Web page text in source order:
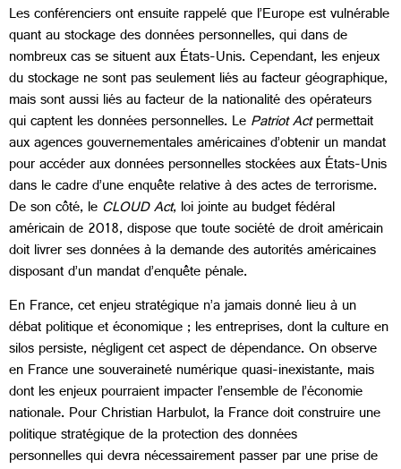
Les conférenciers ont ensuite rappelé que l’Europe est vulnérable
quant au stockage des données personnelles, qui dans de
nombreux cas se situent aux États-Unis. Cependant, les enjeux
du stockage ne sont pas seulement liés au facteur géographique,
mais sont aussi liés au facteur de la nationalité des opérateurs
qui captent les données personnelles. LePatriot Actpermettait
aux agences gouvernementales américaines d’obtenir un mandat
pour accéder aux données personnelles stockées aux États-Unis
dans le cadre d’une enquête relative à des actes de terrorisme.
De son côté, leCLOUD Act, loi jointe au budget fédéral
américain de 2018, dispose que toute société de droit américain
doit livrer ses données à la demande des autorités américaines
disposant d’un mandat d’enquête pénale.
En France, cet enjeu stratégique n’a jamais donné lieu à un
débat politique et économique ; les entreprises, dont la culture en
silos persiste, négligent cet aspect de dépendance. On observe
en France une souveraineté numérique quasi-inexistante, mais
dont les enjeux pourraient impacter l’ensemble de l’économie
nationale. Pour Christian Harbulot, la France doit construire une
politique stratégique de la protection des données
personnelles qui devra nécessairement passer par une prise de